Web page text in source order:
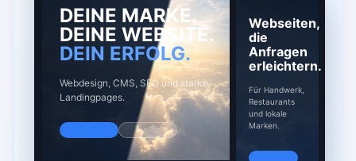
DEINE MARKE.
DEINE WEBSITE.
DEIN ERFOLG.
Webdesign, CMS, SEO und starke
Landingpages.
Webseiten,
die
Anfragen
erleichtern.
Für Handwerk,
Restaurants
und lokale
Marken.